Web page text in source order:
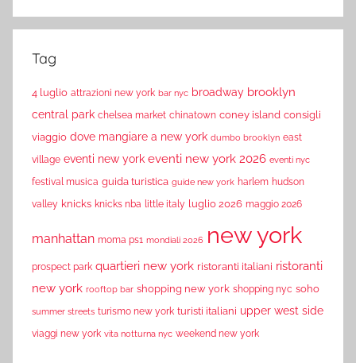
Tag
4 luglio attrazioni new york bar nyc broadway brooklyn
central park chelsea market chinatown coney island consigli
viaggio dove mangiare a new york dumbo brooklyn east
village eventi new york eventi new york 2026 eventi nyc
festival musica guida turistica guide new york harlem hudson
valley knicks knicks nba little italy luglio 2026 maggio 2026
manhattan moma ps1 mondiali 2026 new york
prospect park quartieri new york ristoranti italiani ristoranti
new york rooftop bar shopping new york shopping nyc soho
summer streets turismo new york turisti italiani upper west side
viaggi new york vita notturna nyc weekend new york